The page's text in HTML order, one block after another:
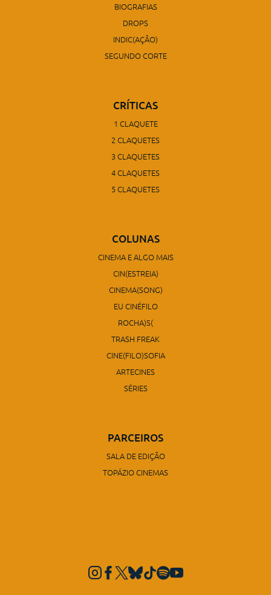
BIOGRAFIAS
DROPS
INDIC(AÇÃO)
SEGUNDO CORTE
CRÍTICAS
1 CLAQUETE
2 CLAQUETES
3 CLAQUETES
4 CLAQUETES
5 CLAQUETES
COLUNAS
CINEMA E ALGO MAIS
CIN(ESTREIA)
CINEMA(SONG)
EU CINÉFILO
ROCHA)S(
TRASH FREAK
CINE(FILO)SOFIA
ARTECINES
SÉRIES
PARCEIROS
SALA DE EDIÇÃO
TOPÁZIO CINEMAS